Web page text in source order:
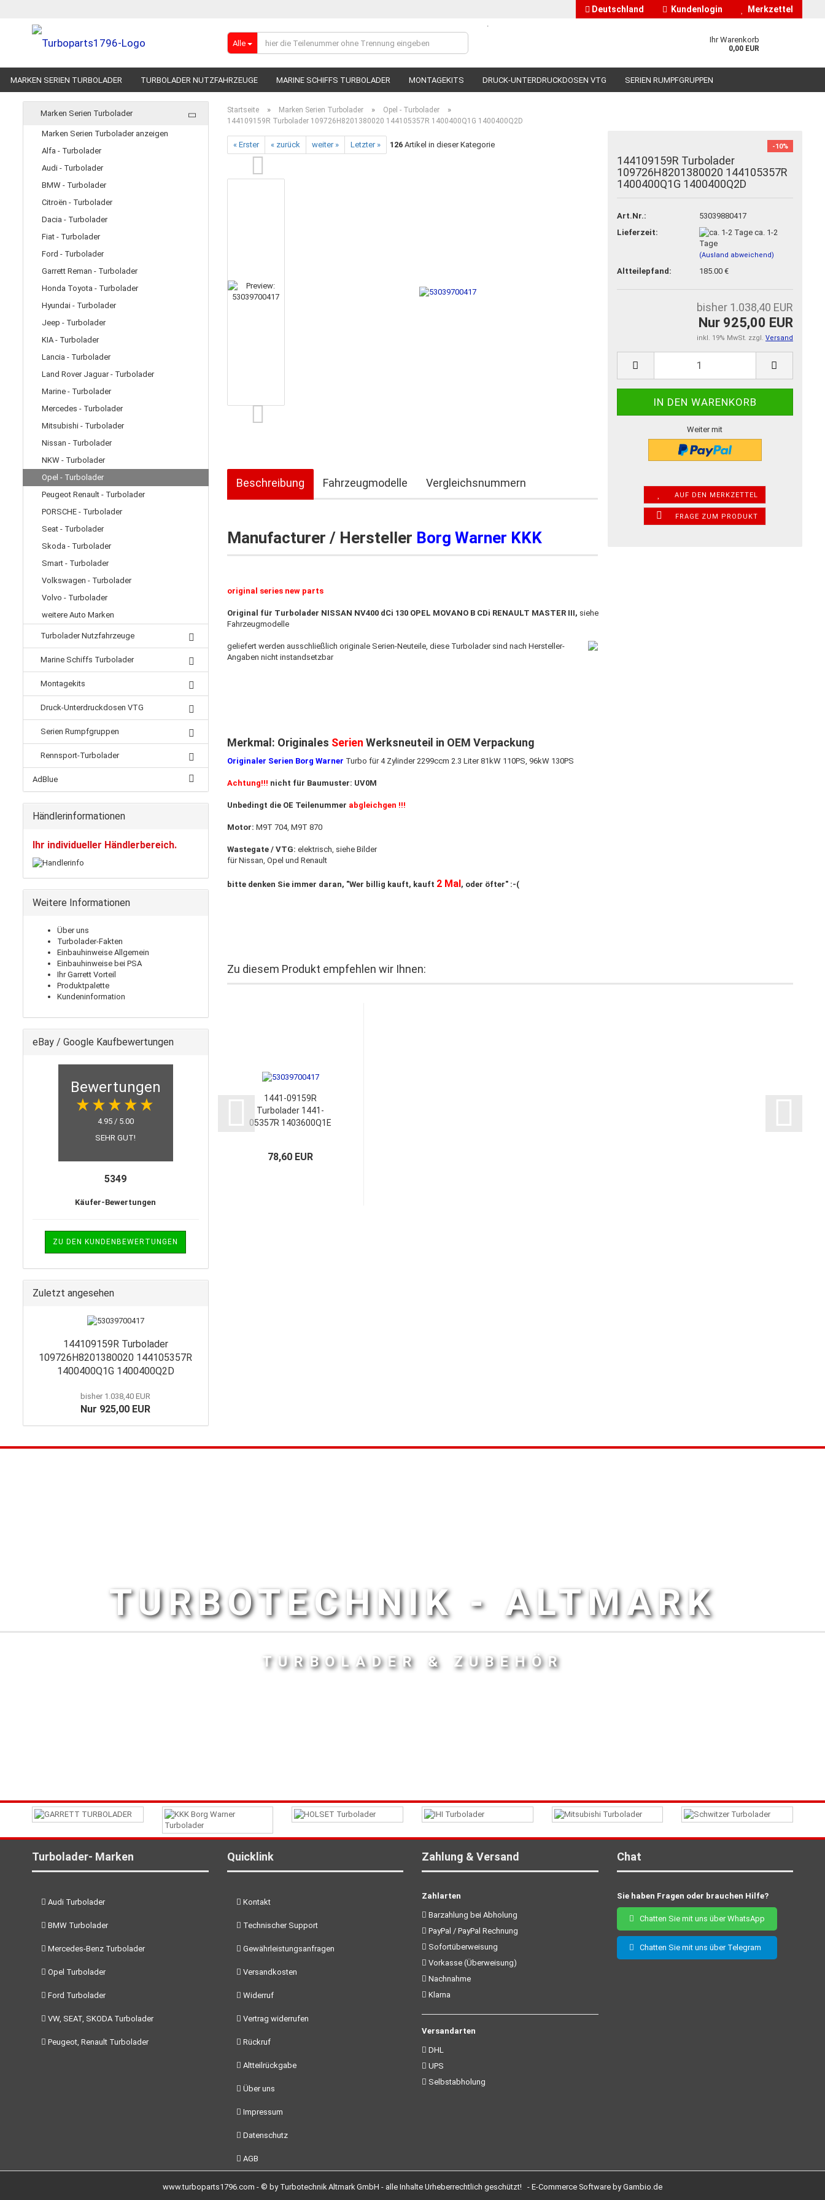
Deutschland
Lieferland
Kundenlogin
Passwort vergessen?
Merkzettel
Alle
.
Ihr Warenkorb
0,00 EUR
MARKEN SERIEN TURBOLADER TURBOLADER NUTZFAHRZEUGE MARINE SCHIFFS TURBOLADER MONTAGEKITS DRUCK-UNTERDRUCKDOSEN VTG SERIEN RUMPFGRUPPEN
Startseite » Marken Serien Turbolader » Opel - Turbolader »
144109159R Turbolader 109726H8201380020 144105357R 1400400Q1G 1400400Q2D
« Erster « zurück weiter » Letzter » 126Artikel in dieser Kategorie -10%
144109159R Turbolader
109726H8201380020 144105357R
1400400Q1G 1400400Q2D
Art.Nr.:
53039880417
Lieferzeit:
ca. 1-2
Tage
(Ausland abweichend)
Altteilepfand: 185.00 €
bisher 1.038,40 EUR
Nur 925,00 EUR
inkl. 19% MwSt. zzgl. Versand
Weiter mit
AUF DEN MERKZETTEL
FRAGE ZUM PRODUKT
Beschreibung Fahrzeugmodelle Vergleichsnummern
Manufacturer / Hersteller Borg Warner KKK
original series new parts
Original für Turbolader NISSAN NV400 dCi 130 OPEL MOVANO B CDi RENAULT MASTER III, siehe
Fahrzeugmodelle
geliefert werden ausschließlich originale Serien-Neuteile, diese Turbolader sind nach Hersteller-
Angaben nicht instandsetzbar
Merkmal: Originales Serien Werksneuteil in OEM Verpackung
Originaler Serien Borg Warner Turbo für 4 Zylinder 2299ccm 2.3 Liter 81kW 110PS, 96kW 130PS
Achtung!!! nicht für Baumuster: UV0M
Unbedingt die OE Teilenummer abgleichgen !!!
Motor: M9T 704, M9T 870
Wastegate / VTG: elektrisch, siehe Bilder
für Nissan, Opel und Renault
bitte denken Sie immer daran, "Wer billig kauft, kauft 2 Mal, oder öfter" :-(
Zu diesem Produkt empfehlen wir Ihnen:
1441-09159R
Turbolader 1441-
05357R 1403600Q1E
78,60 EUR
Marken Serien Turbolader
Marken Serien Turbolader anzeigen
Alfa - Turbolader
Audi - Turbolader
BMW - Turbolader
Citroën - Turbolader
Dacia - Turbolader
Fiat - Turbolader
Ford - Turbolader
Garrett Reman - Turbolader
Honda Toyota - Turbolader
Hyundai - Turbolader
Jeep - Turbolader
KIA - Turbolader
Lancia - Turbolader
Land Rover Jaguar - Turbolader
Marine - Turbolader
Mercedes - Turbolader
Mitsubishi - Turbolader
Nissan - Turbolader
NKW - Turbolader
Opel - Turbolader
Peugeot Renault - Turbolader
PORSCHE - Turbolader
Seat - Turbolader
Skoda - Turbolader
Smart - Turbolader
Volkswagen - Turbolader
Volvo - Turbolader
weitere Auto Marken
Turbolader Nutzfahrzeuge
Marine Schiffs Turbolader
Montagekits
Druck-Unterdruckdosen VTG
Serien Rumpfgruppen
Rennsport-Turbolader
AdBlue
Händlerinformationen
Ihr individueller Händlerbereich.
Weitere Informationen
Über uns
Turbolader-Fakten
Einbauhinweise Allgemein
Einbauhinweise bei PSA
Ihr Garrett Vorteil
Produktpalette
Kundeninformation
eBay / Google Kaufbewertungen
Bewertungen
4.95 / 5.00
SEHR GUT!
5349
Käufer-Bewertungen
ZU DEN KUNDENBEWERTUNGEN
Zuletzt angesehen
144109159R Turbolader
109726H8201380020 144105357R
1400400Q1G 1400400Q2D
bisher 1.038,40 EUR
Nur 925,00 EUR
TURBOTECHNIK - ALTMARK
TURBOLADER & ZUBEHÖR
Turbolader- Marken
Audi Turbolader
BMW Turbolader
Mercedes-Benz Turbolader
Opel Turbolader
Ford Turbolader
VW, SEAT, SKODA Turbolader
Peugeot, Renault Turbolader
Quicklink
Kontakt
Technischer Support
Gewährleistungsanfragen
Versandkosten
Widerruf
Vertrag widerrufen
Rückruf
Altteilrückgabe
Über uns
Impressum
Datenschutz
AGB
Zahlung & Versand
Zahlarten
Barzahlung bei Abholung
PayPal / PayPal Rechnung
Sofortüberweisung
Vorkasse (Überweisung)
Nachnahme
Klarna
Versandarten
DHL
UPS
Selbstabholung
Chat
Sie haben Fragen oder brauchen Hilfe?
Chatten Sie mit uns über WhatsApp
Chatten Sie mit uns über Telegram
www.turboparts1796.com - © by Turbotechnik Altmark GmbH - alle Inhalte Urheberrechtlich geschützt! - E-Commerce Software by Gambio.de